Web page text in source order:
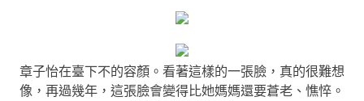
章子怡在臺下不的容顏。看著這樣的一張臉，真的很難想
像，再過幾年，這張臉會變得比她媽媽還要蒼老、憔悴。